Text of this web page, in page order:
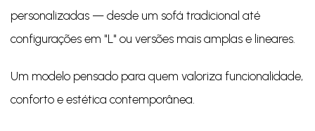
personalizadas — desde um sofá tradicional até
configurações em "L" ou versões mais amplas e lineares.
Um modelo pensado para quem valoriza funcionalidade,
conforto e estética contemporânea.